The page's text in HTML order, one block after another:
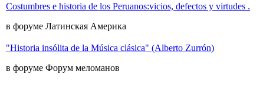
Costumbres e historia de los Peruanos:vicios, defectos y virtudes .
в форуме Латинская Америка
"Historia insólita de la Música clásica" (Alberto Zurrón)
в форуме Форум меломанов